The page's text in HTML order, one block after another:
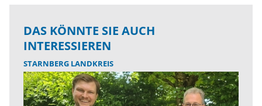
DAS KÖNNTE SIE AUCH
INTERESSIEREN
STARNBERG LANDKREIS